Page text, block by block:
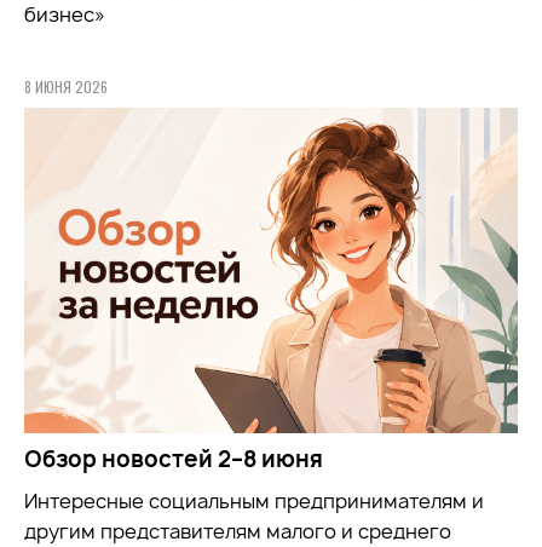
бизнес»
8 ИЮНЯ 2026
Обзор новостей 2–8 июня
Интересные социальным предпринимателям и
другим представителям малого и среднего